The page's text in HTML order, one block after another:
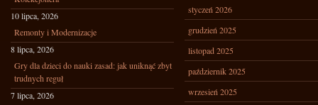
10 lipca, 2026
Remonty i Modernizacje
8 lipca, 2026
Gry dla dzieci do nauki zasad: jak uniknąć zbyt
trudnych reguł
7 lipca, 2026
styczeń 2026
grudzień 2025
listopad 2025
październik 2025
wrzesień 2025